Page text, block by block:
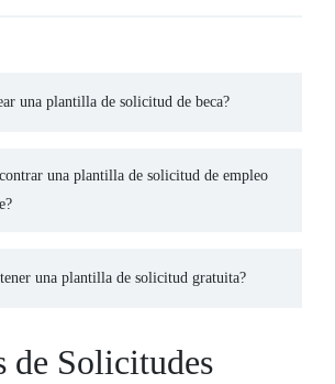
una plantilla de solicitud de beca?
una plantilla de solicitud de empleo
una plantilla de solicitud gratuita?
de Solicitudes